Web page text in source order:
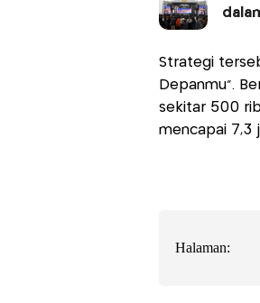
Strategi
Depanmu”.
sekitar 500
mencapai 7,3
Halaman: